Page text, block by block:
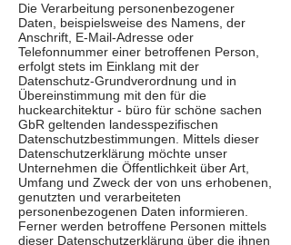
Die Verarbeitung personenbezogener
Daten, beispielsweise des Namens, der
Anschrift, E-Mail-Adresse oder
Telefonnummer einer betroffenen Person,
erfolgt stets im Einklang mit der
Datenschutz-Grundverordnung und in
Übereinstimmung mit den für die
huckearchitektur - büro für schöne sachen
GbR geltenden landesspezifischen
Datenschutzbestimmungen. Mittels dieser
Datenschutzerklärung möchte unser
Unternehmen die Öffentlichkeit über Art,
Umfang und Zweck der von uns erhobenen,
genutzten und verarbeiteten
personenbezogenen Daten informieren.
Ferner werden betroffene Personen mittels
dieser Datenschutzerklärung über die ihnen